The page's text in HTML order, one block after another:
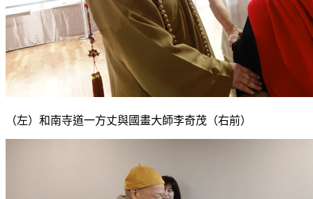
（左）和南寺道一方丈與國畫大師李奇茂（右前）